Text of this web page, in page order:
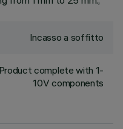
Incasso a soffitto
Product complete with 1-
10V components